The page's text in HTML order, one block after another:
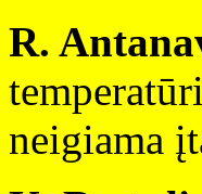
R.
neigiama